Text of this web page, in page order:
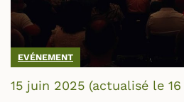
EVÉNEMENT
15 juin 2025 (actualisé le